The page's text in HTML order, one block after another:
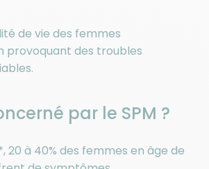
de vie des femmes
provoquant des troubles
par le SPM ?
20 à 40% des femmes en âge de